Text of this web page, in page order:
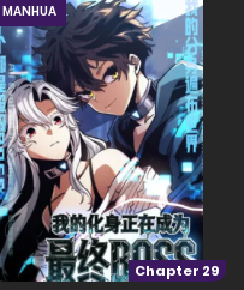
Chapter 29
MANHUA